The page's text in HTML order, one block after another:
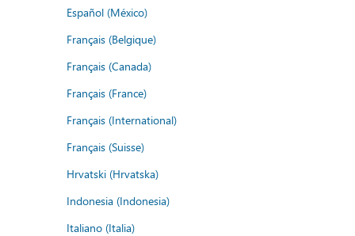
Español (México)
Français (Belgique)
Français (Canada)
Français (France)
Français (International)
Français (Suisse)
Hrvatski (Hrvatska)
Indonesia (Indonesia)
Italiano (Italia)